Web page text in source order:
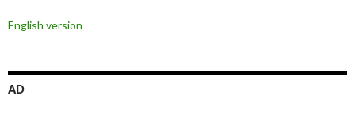
ョ
English version
AD